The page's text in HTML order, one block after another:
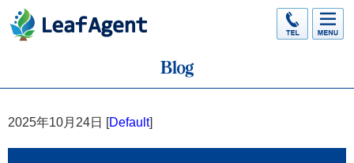
2025年10月24日 [Default]